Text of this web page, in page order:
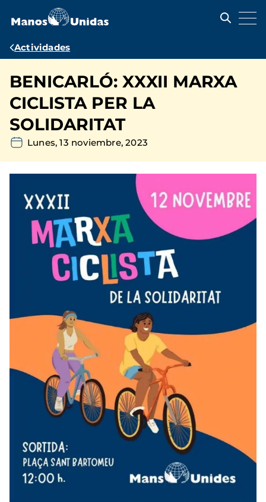
contenido
Ruta
navegación
Actividades
BENICARLÓ: XXXII MARXA
CICLISTA PER LA
SOLIDARITAT
Lunes, 13 noviembre, 2023